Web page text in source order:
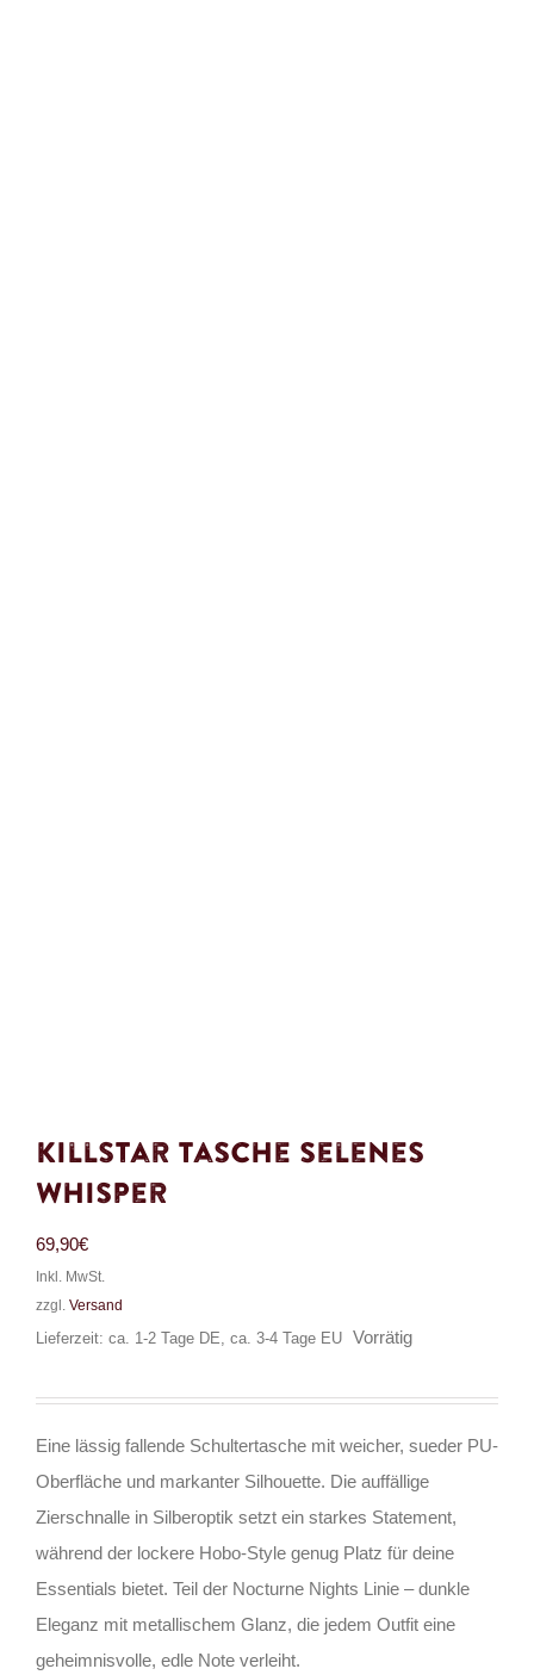
Killstar Tasche Selenes
Whisper
69,90€
Inkl. MwSt.
zzgl. Versand
Lieferzeit: ca. 1-2 Tage DE, ca. 3-4 Tage EU
Vorrätig
Eine lässig fallende Schultertasche mit weicher, sueder PU-
Oberfläche und markanter Silhouette. Die auffällige
Zierschnalle in Silberoptik setzt ein starkes Statement,
während der lockere Hobo-Style genug Platz für deine
Essentials bietet. Teil der Nocturne Nights Linie – dunkle
Eleganz mit metallischem Glanz, die jedem Outfit eine
geheimnisvolle, edle Note verleiht.